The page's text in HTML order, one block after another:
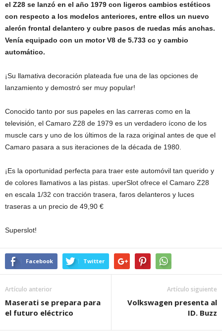
el Z28 se lanzó en el año 1979 con ligeros cambios estéticos
con respecto a los modelos anteriores, entre ellos un nuevo
alerón frontal delantero y cubre pasos de ruedas más anchas.
Venía equipado con un motor V8 de 5.733 cc y cambio
automático.
¡Su llamativa decoración plateada fue una de las opciones de
lanzamiento y demostró ser muy popular!
Conocido tanto por sus papeles en las carreras como en la
televisión, el Camaro Z28 de 1979 es un verdadero ícono de los
muscle cars y uno de los últimos de la raza original antes de que el
Camaro pasara a sus iteraciones de la década de 1980.
¡Es la oportunidad perfecta para traer este automóvil tan querido y
de colores llamativos a las pistas. uperSlot ofrece el Camaro Z28
en escala 1/32 con tracción trasera, faros delanteros y luces
traseras a un precio de 49,90 €
Superslot!
Facebook Twitter
Artículo anterior
Maserati se prepara para
el futuro eléctrico
Artículo siguiente
Volkswagen presenta al
ID. Buzz